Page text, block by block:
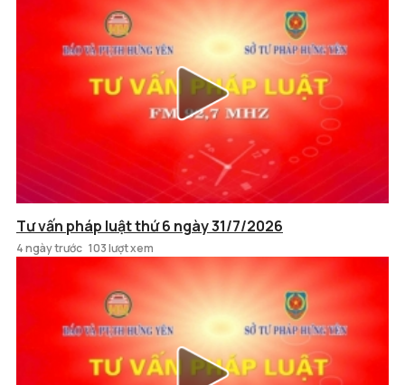
Tư vấn pháp luật thứ 6 ngày 31/7/2026
4 ngày trước 103 lượt xem